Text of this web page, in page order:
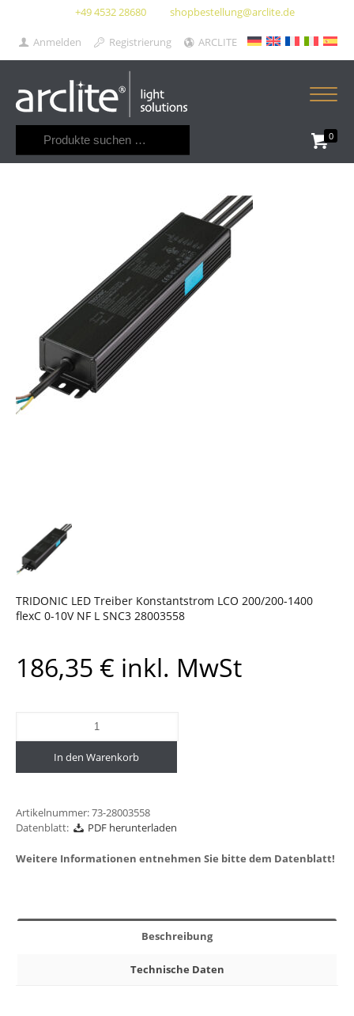
+49 4532 28680 shopbestellung@arclite.de
Anmelden Registrierung ARCLITE
0
TRIDONIC LED Treiber Konstantstrom LCO 200/200-1400
flexC 0-10V NF L SNC3 28003558
186,35 € inkl. MwSt
In den Warenkorb
Artikelnummer:73-28003558
Datenblatt:
PDF herunterladen
Weitere Informationen entnehmen Sie bitte dem Datenblatt!
Beschreibung
Technische Daten